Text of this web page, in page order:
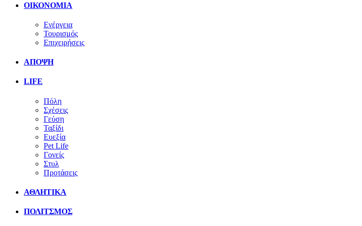
ΟΙΚΟΝΟΜΙΑ
Ενέργεια
Τουρισμός
Επιχειρήσεις
ΑΠΟΨΗ
LIFE
Πόλη
Σχέσεις
Γεύση
Ταξίδι
Ευεξία
Pet Life
Γονείς
Στυλ
Προτάσεις
ΑΘΛΗΤΙΚΑ
ΠΟΛΙΤΣΜΟΣ